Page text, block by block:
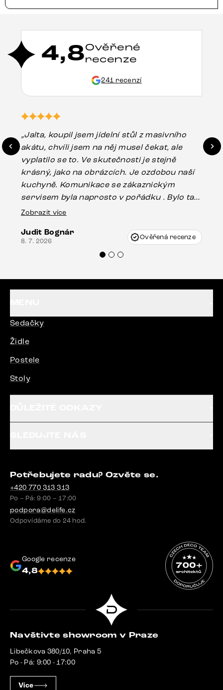
4,8Ověřené
recenze
241 recenzí
„Jalta, koupil jsem jídelní stůl z masivního
akátu, chvíli jsem na něj musel čekat, ale
vyplatilo se to. Ve skutečnosti je stejně
krásný, jako na obrázcích. Je ozdobou naší
kuchyně. Komunikace se zákaznickým
servisem byla naprosto v pořádku . Bylo tam
drobné poškození u nohy stolu, které mohlo
Vincze mi velmi korektně vyšli vstříc.
Doporučuji produkty Delife všem.“
Zobrazit více
Judit Bognár
8. 7. 2026 Ověřená recenze
Sedačky
Židle
Postele
Stoly
Potřebujete radu? Ozvěte se.
+420 770 313 313
Po – Pá: 9:00 – 17:00
podpora@delife.cz
Odpovídáme do 24 hod.
Google recenze
4,8
Navštivte showroom v Praze
Libečkova 380/10, Praha 5
Po - Pá: 9:00 - 17:00
Více